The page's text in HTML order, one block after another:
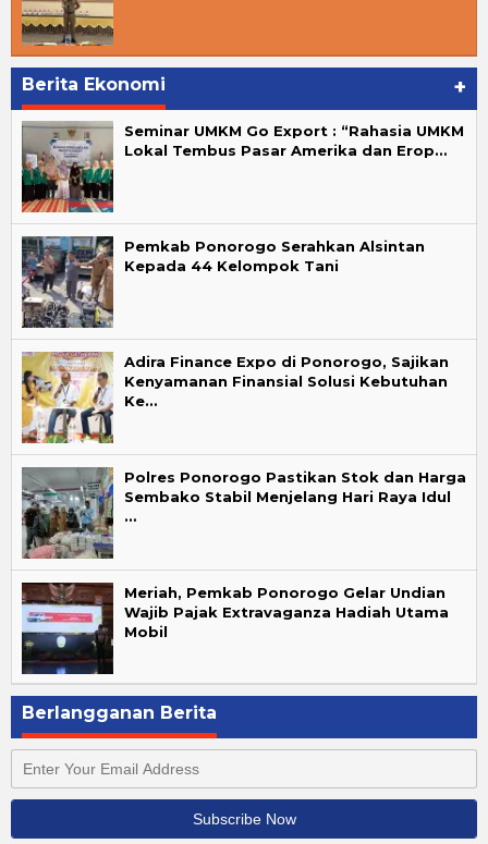
Berita Ekonomi +
Seminar UMKM Go Export : “Rahasia UMKM
Lokal Tembus Pasar Amerika dan Erop…
Pemkab Ponorogo Serahkan Alsintan
Kepada 44 Kelompok Tani
Adira Finance Expo di Ponorogo, Sajikan
Kenyamanan Finansial Solusi Kebutuhan
Ke…
Polres Ponorogo Pastikan Stok dan Harga
Sembako Stabil Menjelang Hari Raya Idul
…
Meriah, Pemkab Ponorogo Gelar Undian
Wajib Pajak Extravaganza Hadiah Utama
Mobil
Berlangganan Berita